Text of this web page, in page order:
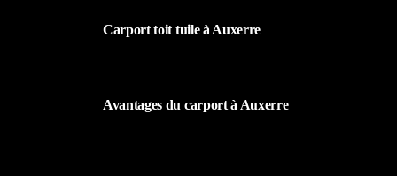
Carport toit tuile à Auxerre
Avantages du carport à Auxerre